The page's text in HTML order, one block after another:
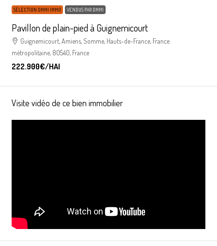
SÉLECTION OMMI IMMO VENDUS PAR OMMI
Pavillon de plain-pied à Guignemicourt
Guignemicourt, Amiens, Somme, Hauts-de-France, France
métropolitaine, 80540, France
222.900€/HAI
Visite vidéo de ce bien immobilier